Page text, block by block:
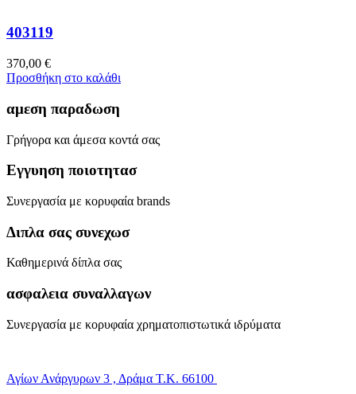
403119
370,00 €
Προσθήκη στο καλάθι
αμεση παραδωση
Γρήγορα και άμεσα κοντά σας
Εγγυηση ποιοτητασ
Συνεργασία με κορυφαία brands
Διπλα σας συνεχωσ
Καθημερινά δίπλα σας
ασφαλεια συναλλαγων
Συνεργασία με κορυφαία χρηματοπιστωτικά ιδρύματα
Αγίων Ανάργυρων 3 , Δράμα Τ.Κ. 66100